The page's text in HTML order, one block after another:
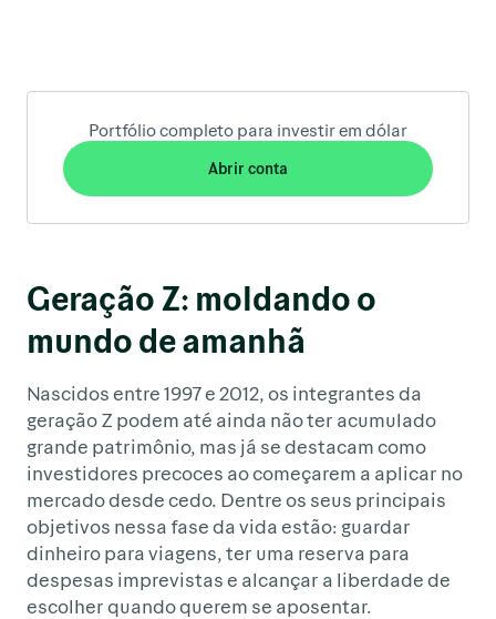
Portfólio completo para investir em dólar
Abrir conta
Geração Z: moldando o
mundo de amanhã
Nascidos entre 1997 e 2012, os integrantes da
geração Z podem até ainda não ter acumulado
grande patrimônio, mas já se destacam como
investidores precoces ao começarem a aplicar no
mercado desde cedo. Dentre os seus principais
objetivos nessa fase da vida estão: guardar
dinheiro para viagens, ter uma reserva para
despesas imprevistas e alcançar a liberdade de
escolher quando querem se aposentar.